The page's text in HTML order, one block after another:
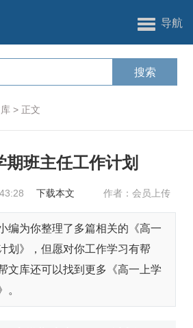
导航
> 正文
期班主任工作计划
下载本文 作者：会员上传
编为你整理了多篇相关的《高一
划》，但愿对你工作学习有帮
文库还可以找到更多《高一上学
。